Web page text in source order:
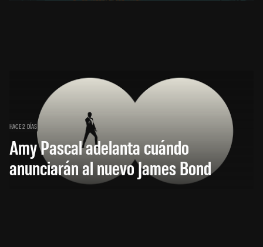
HACE 2 DÍAS
Amy Pascal adelanta cuándo
anunciarán al nuevo James Bond